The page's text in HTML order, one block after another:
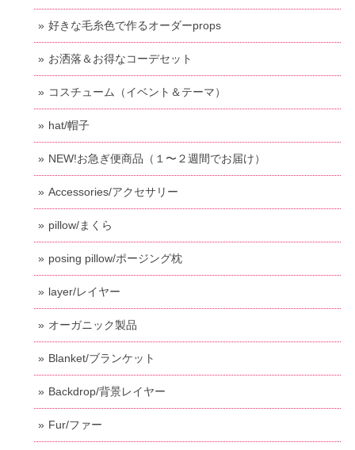
好きな毛糸色で作るオーダーprops
お洒落＆お得なコーデセット
コスチューム（イベント＆テーマ）
hat/帽子
NEW!お急ぎ便商品（１〜２週間でお届け）
Accessories/アクセサリー
pillow/まくら
posing pillow/ポージング枕
layer/レイヤー
オーガニック製品
Blanket/ブランケット
Backdrop/背景レイヤー
Fur/ファー